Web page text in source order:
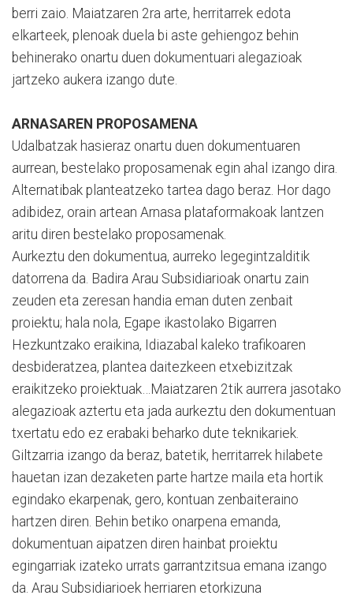
berri zaio. Maiatzaren 2ra arte, herritarrek edota
elkarteek, plenoak duela bi aste gehiengoz behin
behinerako onartu duen dokumentuari alegazioak
jartzeko aukera izango dute.
ARNASAREN PROPOSAMENA
Udalbatzak hasieraz onartu duen dokumentuaren
aurrean, bestelako proposamenak egin ahal izango dira.
Alternatibak planteatzeko tartea dago beraz. Hor dago
adibidez, orain artean Arnasa plataformakoak lantzen
aritu diren bestelako proposamenak.
Aurkeztu den dokumentua, aurreko legegintzalditik
datorrena da. Badira Arau Subsidiarioak onartu zain
zeuden eta zeresan handia eman duten zenbait
proiektu; hala nola, Egape ikastolako Bigarren
Hezkuntzako eraikina, Idiazabal kaleko trafikoaren
desbideratzea, plantea daitezkeen etxebizitzak
eraikitzeko proiektuak…Maiatzaren 2tik aurrera jasotako
alegazioak aztertu eta jada aurkeztu den dokumentuan
txertatu edo ez erabaki beharko dute teknikariek.
Giltzarria izango da beraz, batetik, herritarrek hilabete
hauetan izan dezaketen parte hartze maila eta hortik
egindako ekarpenak, gero, kontuan zenbaiteraino
hartzen diren. Behin betiko onarpena emanda,
dokumentuan aipatzen diren hainbat proiektu
egingarriak izateko urrats garrantzitsua emana izango
da. Arau Subsidiarioek herriaren etorkizuna